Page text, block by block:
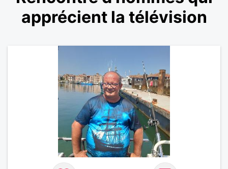
apprécient la télévision